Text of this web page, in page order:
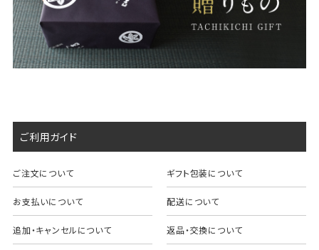
ご利用ガイド
ご注文について ギフト包装について
お支払いについて 配送について
追加・キャンセルについて 返品・交換について